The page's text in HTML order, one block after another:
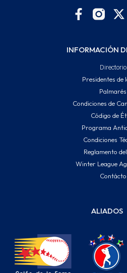
INFORMACIÓN
Directorio
Presidentes de
Palmarés
Condiciones de
Código de
Programa
Condiciones
Reglamento
Winter League
Contácto
ALIADOS